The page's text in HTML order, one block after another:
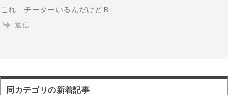
これ チーターいるんだけどＢ
返信
同カテゴリの新着記事